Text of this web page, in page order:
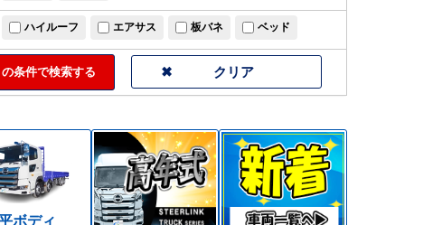
条件で検索する
ハイルーフ エアサス 板バネ ベッド
ボディ